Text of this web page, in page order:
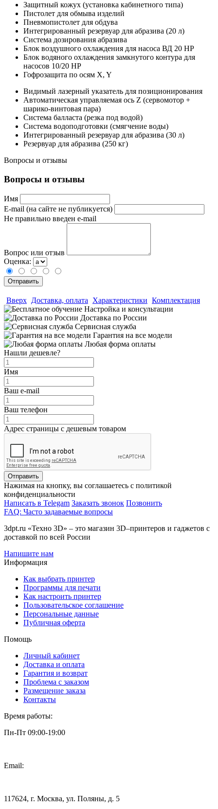
Защитный кожух (установка кабинетного типа)
Пистолет для обмыва изделий
Пневмопистолет для обдува
Интегрированный резервуар для абразива (20 л)
Система дозирования абразива
Блок воздушного охлаждения для насоса ВД 20 HP
Блок водяного охлаждения замкнутого контура для
насосов 10/20 HP
Гофрозащита по осям X, Y
Видимый лазерный указатель для позиционирования
Автоматическая управляемая ось Z (сервомотор +
шарико-винтовая пара)
Система балласта (резка под водой)
Система водоподготовки (смягчение воды)
Интегрированный резервуар для абразива (30 л)
Резервуар для абразива (250 кг)
Вопросы и отзывы
Вопросы и отзывы
Имя
E-mail (на сайте не публикуется)
Не правильно введен e-mail
Вопрос или отзыв
Оценка:
Вверх Доставка, оплата Характеристики Комплектация
Настройка и консультации
Доставка по России
Сервисная служба
Гарантия на все модели
Любая форма оплаты
Нашли дешевле?
Имя
Ваш e-mail
Ваш телефон
Адрес страницы с дешевым товаром
Отправить
Нажимая на кнопку, вы соглашаетесь с политикой
конфиденциальности
Написать в Telegam Заказать звонок Позвонить
FAQ: Часто задаваемые вопросы
3dpt.ru «Техно 3D» – это магазин 3D–принтеров и гаджетов с
доставкой по всей России
Напишите нам
Информация
Как выбрать принтер
Программы для печати
Как настроить принтер
Пользовательское соглашение
Персональные данные
Публичная оферта
Помощь
Личный кабинет
Доставка и оплата
Гарантия и возврат
Проблема с заказом
Размещение заказа
Контакты
Время работы:
Пн-Пт 09:00-19:00
Email:
117624, г. Москва, ул. Поляны, д. 5